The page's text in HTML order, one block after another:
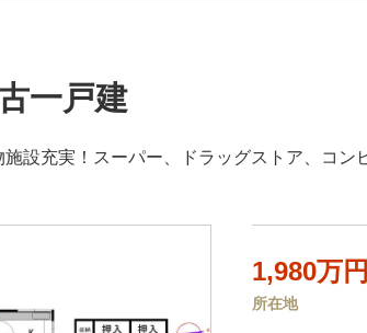
一戸建
設充実！スーパー、ドラッグストア、コン
1,980万円
所在地